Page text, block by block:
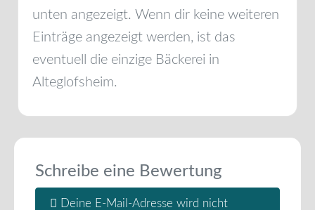
unten angezeigt. Wenn dir keine weiteren
Einträge angezeigt werden, ist das
eventuell die einzige Bäckerei in
Alteglofsheim.
Schreibe eine Bewertung
Deine E-Mail-Adresse wird nicht